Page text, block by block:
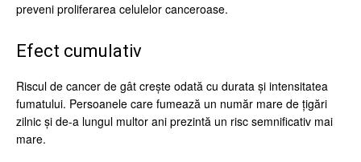
preveni proliferarea celulelor canceroase.
Efect cumulativ
Riscul de cancer de gât crește odată cu durata și intensitatea
fumatului. Persoanele care fumează un număr mare de țigări
zilnic și de-a lungul multor ani prezintă un risc semnificativ mai
mare.